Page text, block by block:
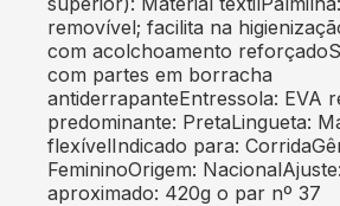
removível; facilita na
com acolchoamento
com partes em borracha
antiderrapanteEntressola: EVA
predominante: PretaLingueta:
flexívelIndicado para:
FemininoOrigem:
aproximado: 420g o par nº 37